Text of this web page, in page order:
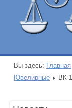
Вы здесь: Главная
Ювелирные
ВК-